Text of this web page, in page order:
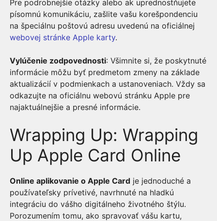
Pre podrobnejšie otázky alebo ak uprednostňujete
písomnú komunikáciu, zašlite vašu korešpondenciu
na špeciálnu poštovú adresu uvedenú na oficiálnej
webovej stránke Apple karty.
Vylúčenie zodpovednosti: Všimnite si, že poskytnuté
informácie môžu byť predmetom zmeny na základe
aktualizácií v podmienkach a ustanoveniach. Vždy sa
odkazujte na oficiálnu webovú stránku Apple pre
najaktuálnejšie a presné informácie.
Wrapping Up: Wrapping
Up Apple Card Online
Online aplikovanie o Apple Card je jednoduché a
používateľsky prívetivé, navrhnuté na hladkú
integráciu do vášho digitálneho životného štýlu.
Porozumením tomu, ako spravovať vášu kartu,